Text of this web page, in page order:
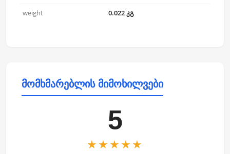
weight
0.022 კგ
მომხმარებლის მიმოხილვები
5
★★★★★